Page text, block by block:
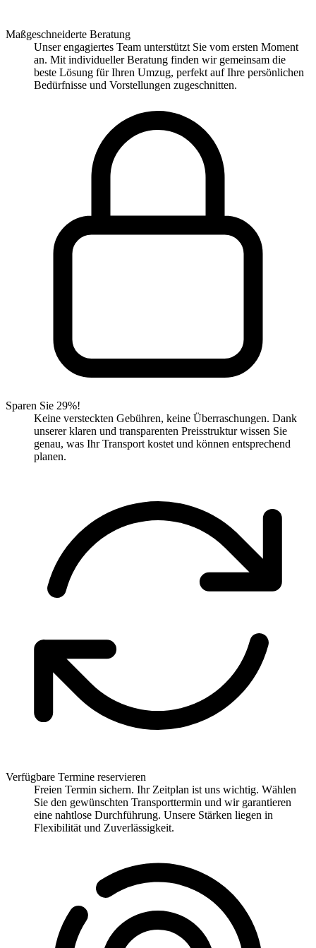
Maßgeschneiderte Beratung
Unser engagiertes Team unterstützt Sie vom ersten Moment
an. Mit individueller Beratung finden wir gemeinsam die
beste Lösung für Ihren Umzug, perfekt auf Ihre persönlichen
Bedürfnisse und Vorstellungen zugeschnitten.
Sparen Sie 29%!
Keine versteckten Gebühren, keine Überraschungen. Dank
unserer klaren und transparenten Preisstruktur wissen Sie
genau, was Ihr Transport kostet und können entsprechend
planen.
Verfügbare Termine reservieren
Freien Termin sichern. Ihr Zeitplan ist uns wichtig. Wählen
Sie den gewünschten Transporttermin und wir garantieren
eine nahtlose Durchführung. Unsere Stärken liegen in
Flexibilität und Zuverlässigkeit.